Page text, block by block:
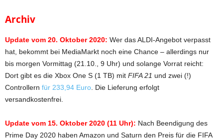
Archiv
Update vom 20. Oktober 2020: Wer das ALDI-Angebot verpasst
hat, bekommt bei MediaMarkt noch eine Chance – allerdings nur
bis morgen Vormittag (21.10., 9 Uhr) und solange Vorrat reicht:
Dort gibt es die Xbox One S (1 TB) mit FIFA 21 und zwei (!)
Controllern für 233,94 Euro. Die Lieferung erfolgt
versandkostenfrei.
Update vom 15. Oktober 2020 (11 Uhr): Nach Beendigung des
Prime Day 2020 haben Amazon und Saturn den Preis für die FIFA